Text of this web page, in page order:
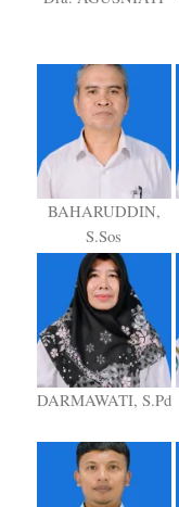
BAHARUDDIN,
S.Sos
DARMAWATI, S.Pd